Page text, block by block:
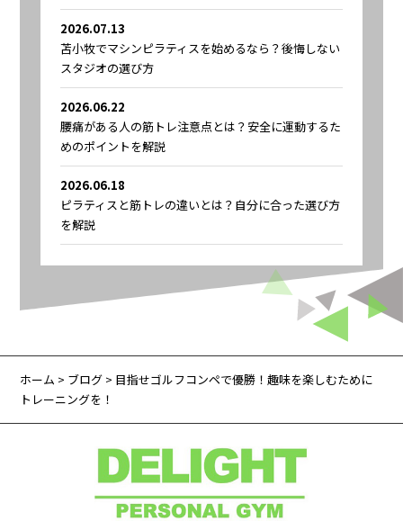
2026.07.13
苫小牧でマシンピラティスを始めるなら？後悔しない
スタジオの選び方
2026.06.22
腰痛がある人の筋トレ注意点とは？安全に運動するた
めのポイントを解説
2026.06.18
ピラティスと筋トレの違いとは？自分に合った選び方
を解説
ホーム > ブログ > 目指せゴルフコンペで優勝！趣味を楽しむために
トレーニングを！